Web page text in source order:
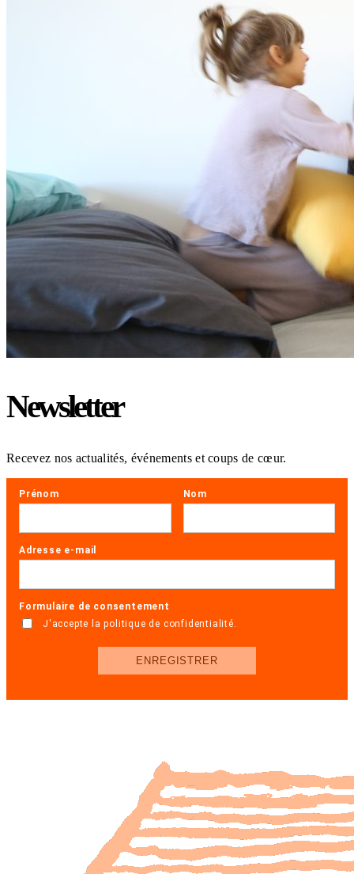
Newsletter
Recevez nos actualités, événements et coups de cœur.